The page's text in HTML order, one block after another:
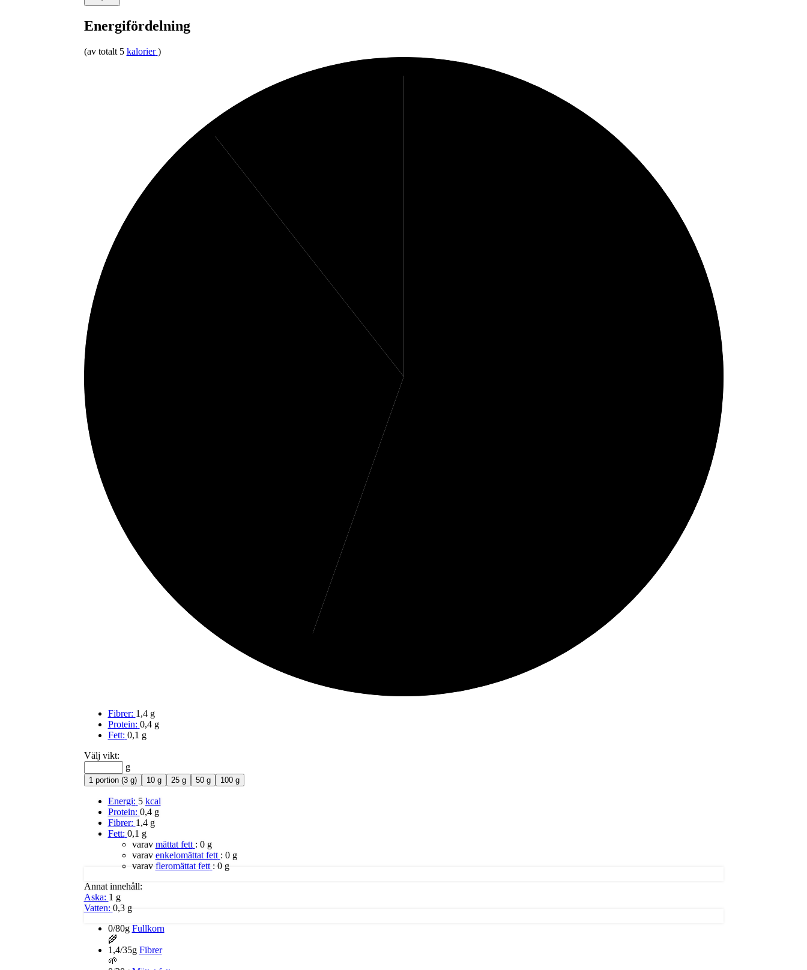
Energifördelning
(av totalt 5 kalorier )
Fibrer: 1,4 g
Protein: 0,4 g
Fett: 0,1 g
Välj vikt:
g
1 portion (3 g) 10 g 25 g 50 g 100 g
Energi: 5 kcal
Protein: 0,4 g
Fibrer: 1,4 g
Fett: 0,1 g
varav mättat fett : 0 g
varav enkelomättat fett : 0 g
varav fleromättat fett : 0 g
Annat innehåll:
Aska: 1 g
Vatten: 0,3 g
0/80g Fullkorn
🌾
1,4/35g Fibrer
🌱